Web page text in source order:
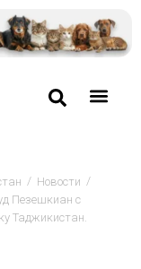
/ Новости /
Пезешкиан с
Таджикистан.